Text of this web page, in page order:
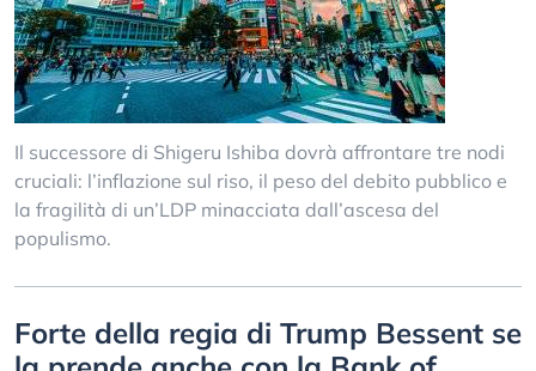
Il successore di Shigeru Ishiba dovrà affrontare tre nodi
cruciali: l’inflazione sul riso, il peso del debito pubblico e
la fragilità di un’LDP minacciata dall’ascesa del
populismo.
Forte della regia di Trump Bessent se